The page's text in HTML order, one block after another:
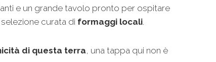
e un grande tavolo pronto per ospitare
curata di formaggi locali.
di questa terra, una tappa qui non è